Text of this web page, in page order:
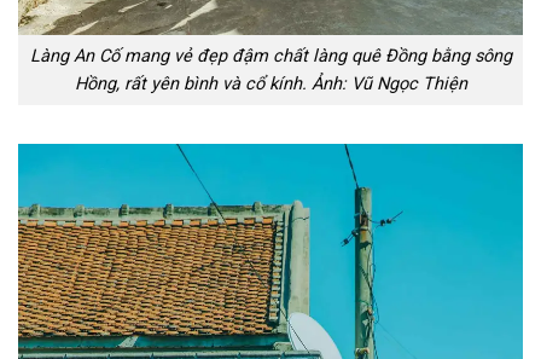
Làng An Cố mang vẻ đẹp đậm chất làng quê Đồng bằng sông
Hồng, rất yên bình và cổ kính. Ảnh: Vũ Ngọc Thiện